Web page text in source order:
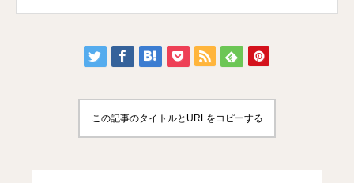
この記事のタイトルとURLをコピーする